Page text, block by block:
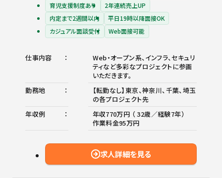
育児支援制度あり
2年連続売上UP
内定まで2週間以内
平日19時以降面接OK
カジュアル面談受付
Web面接可能
仕事内容
Web・オープン系、インフラ、セキュリ
ティなど多彩なプロジェクトに参画
いただきます。
勤務地
【転勤なし】東京、神奈川、千葉、埼玉
の各プロジェクト先
年収例
年収770万円 （ 32歳／経験7年）
作業料金95万円
求人詳細を見る